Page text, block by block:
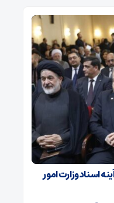
اسناد وزارت امور